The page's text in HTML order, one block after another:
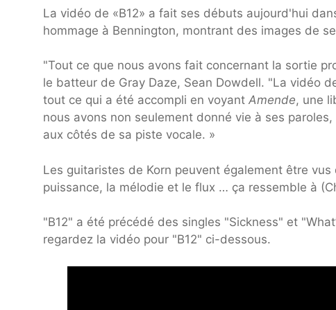
La vidéo de «B12» a fait ses débuts aujourd'hui
hommage à Bennington, montrant des images de
"Tout ce que nous avons fait concernant la sortie
le batteur de Gray Daze, Sean Dowdell. "La vidéo
tout ce qui a été accompli en voyant Amende, une
nous avons non seulement donné vie à ses
aux côtés de sa piste vocale. »
Les guitaristes de Korn peuvent également être
puissance, la mélodie et le flux … ça ressemble à
"B12" a été précédé des singles "Sickness" et
regardez la vidéo pour "B12" ci-dessous.